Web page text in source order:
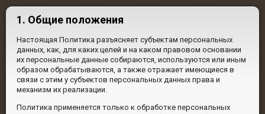
1. Общие положения
Настоящая Политика разъясняет субъектам персональных
данных, как, для каких целей и на каком правовом основании
их персональные данные собираются, используются или иным
образом обрабатываются, а также отражает имеющиеся в
связи с этим у субъектов персональных данных права и
механизм их реализации.
Политика применяется только к обработке персональных